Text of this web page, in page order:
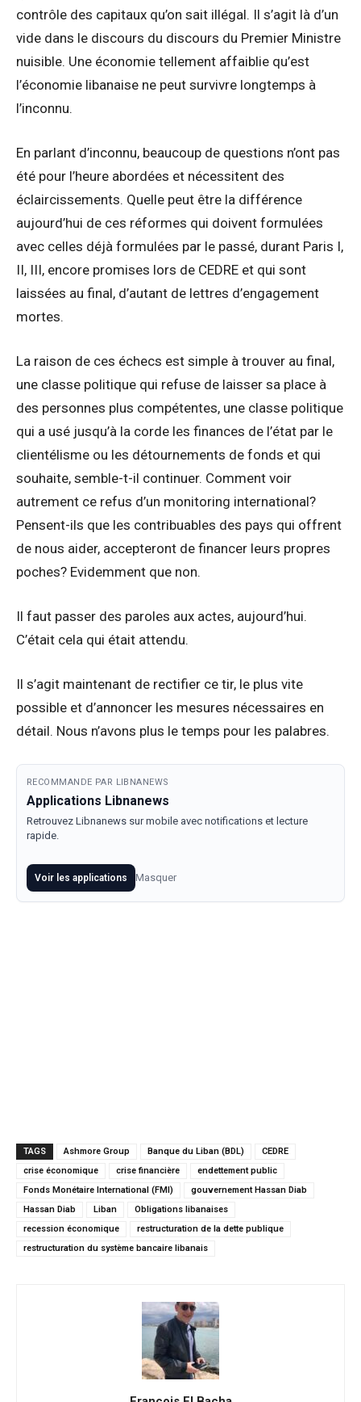
contrôle des capitaux qu’on sait illégal. Il s’agit là d’un
vide dans le discours du discours du Premier Ministre
nuisible. Une économie tellement affaiblie qu’est
l’économie libanaise ne peut survivre longtemps à
l’inconnu.
En parlant d’inconnu, beaucoup de questions n’ont pas
été pour l’heure abordées et nécessitent des
éclaircissements. Quelle peut être la différence
aujourd’hui de ces réformes qui doivent formulées
avec celles déjà formulées par le passé, durant Paris I,
II, III, encore promises lors de CEDRE et qui sont
laissées au final, d’autant de lettres d’engagement
mortes.
La raison de ces échecs est simple à trouver au final,
une classe politique qui refuse de laisser sa place à
des personnes plus compétentes, une classe politique
qui a usé jusqu’à la corde les finances de l’état par le
clientélisme ou les détournements de fonds et qui
souhaite, semble-t-il continuer. Comment voir
autrement ce refus d’un monitoring international?
Pensent-ils que les contribuables des pays qui offrent
de nous aider, accepteront de financer leurs propres
poches? Evidemment que non.
Il faut passer des paroles aux actes, aujourd’hui.
C’était cela qui était attendu.
Il s’agit maintenant de rectifier ce tir, le plus vite
possible et d’annoncer les mesures nécessaires en
détail. Nous n’avons plus le temps pour les palabres.
RECOMMANDE PAR LIBNANEWS
Applications Libnanews
Retrouvez Libnanews sur mobile avec notifications et lecture
rapide.
Voir les applications Masquer
TAGS Ashmore Group Banque du Liban (BDL)
CEDRE
crise économique
crise financière
endettement public
Fonds Monétaire International (FMI)
gouvernement Hassan Diab
Hassan Diab
Liban
Obligations libanaises
recession économique
restructuration de la dette publique
restructuration du système bancaire libanais